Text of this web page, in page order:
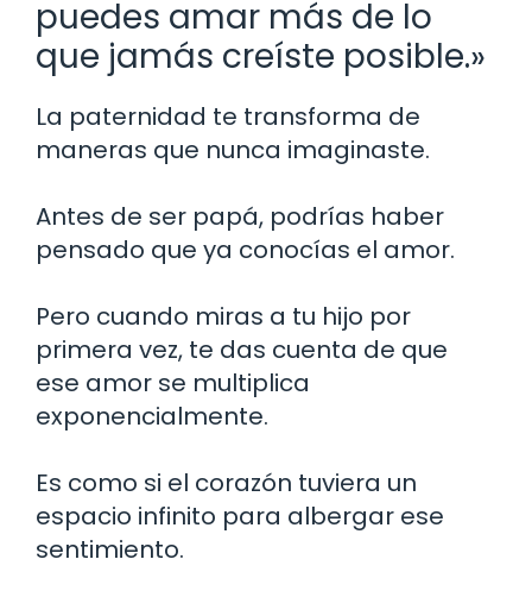
puedes amar más de lo
que jamás creíste posible.»
La paternidad te transforma de
maneras que nunca imaginaste.
Antes de ser papá, podrías haber
pensado que ya conocías el amor.
Pero cuando miras a tu hijo por
primera vez, te das cuenta de que
ese amor se multiplica
exponencialmente.
Es como si el corazón tuviera un
espacio infinito para albergar ese
sentimiento.